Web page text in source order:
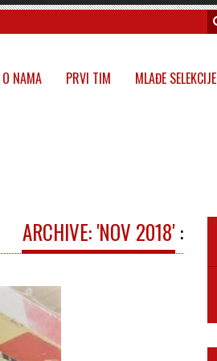
O NAMA PRVI TIM MLAĐE SELEKCIJE
ARCHIVE: 'NOV 2018':